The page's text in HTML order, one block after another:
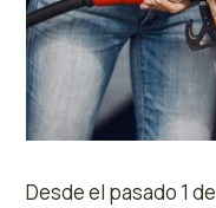
Desde el pasado 1